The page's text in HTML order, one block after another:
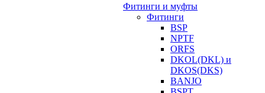
Фитинги и муфты
Фитинги
BSP
NPTF
ORFS
DKOL(DKL) и
DKOS(DKS)
BANJO